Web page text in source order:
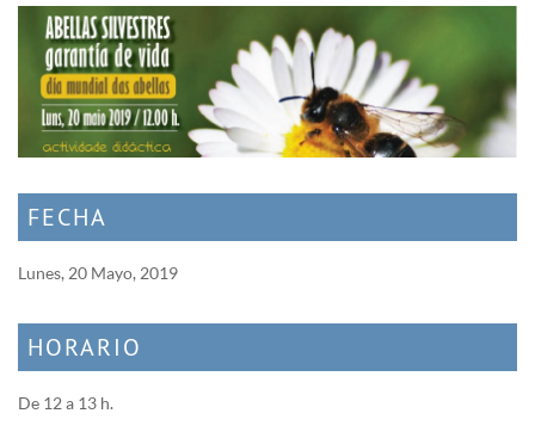
FECHA
Lunes, 20 Mayo, 2019
HORARIO
De 12 a 13 h.